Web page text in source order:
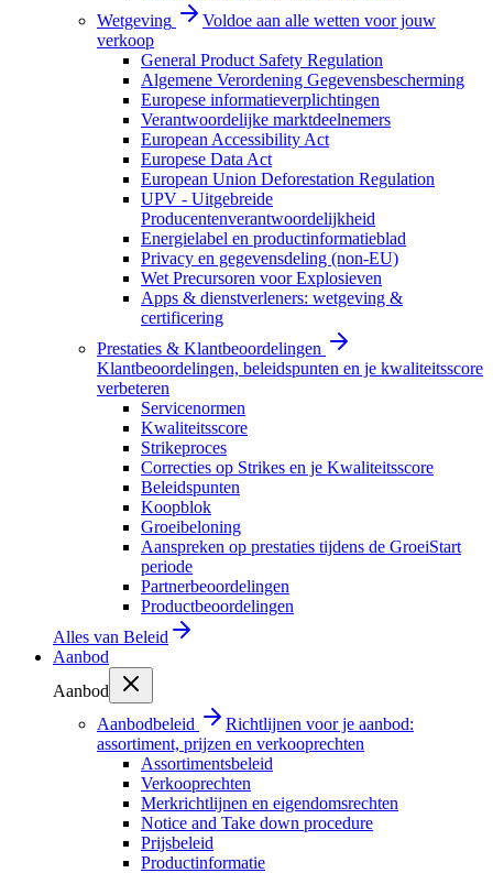
Wetgeving
Voldoe aan alle wetten voor jouw
verkoop
General Product Safety Regulation
Algemene Verordening Gegevensbescherming
Europese informatieverplichtingen
Verantwoordelijke marktdeelnemers
European Accessibility Act
Europese Data Act
European Union Deforestation Regulation
UPV - Uitgebreide
Producentenverantwoordelijkheid
Energielabel en productinformatieblad
Privacy en gegevensdeling (non-EU)
Wet Precursoren voor Explosieven
Apps & dienstverleners: wetgeving &
certificering
Prestaties & Klantbeoordelingen
Klantbeoordelingen, beleidspunten en je kwaliteitsscore
verbeteren
Servicenormen
Kwaliteitsscore
Strikeproces
Correcties op Strikes en je Kwaliteitsscore
Beleidspunten
Koopblok
Groeibeloning
Aanspreken op prestaties tijdens de GroeiStart
periode
Partnerbeoordelingen
Productbeoordelingen
Alles van Beleid
Aanbod
Aanbod
Aanbodbeleid
Richtlijnen voor je aanbod:
assortiment, prijzen en verkooprechten
Assortimentsbeleid
Verkooprechten
Merkrichtlijnen en eigendomsrechten
Notice and Take down procedure
Prijsbeleid
Productinformatie